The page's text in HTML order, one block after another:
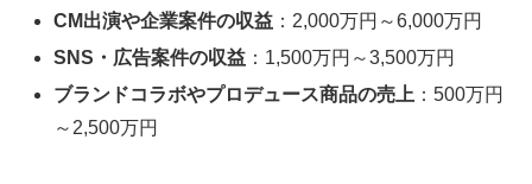
CM出演や企業案件の収益 ：2,000万円～6,000万円
SNS・広告案件の収益 ：1,500万円～3,500万円
ブランドコラボやプロデュース商品の売上 ：500万円
～2,500万円